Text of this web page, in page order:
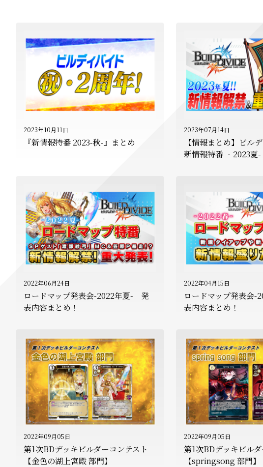
2023年10月11日
『新情報特番 2023-秋-』まとめ
2023年07月14日
【情報まとめ】ビル
新情報特番 ‐2023夏-
2022年06月24日
ロードマップ発表会-2022年夏- 発
表内容まとめ！
2022年04月15日
ロードマップ発表会
表内容まとめ！
2022年09月05日
第1次BDデッキビルダーコンテスト
【金色の湖上宮殿 部門】
2022年09月05日
第1次BDデッキビル
【springsong 部門】